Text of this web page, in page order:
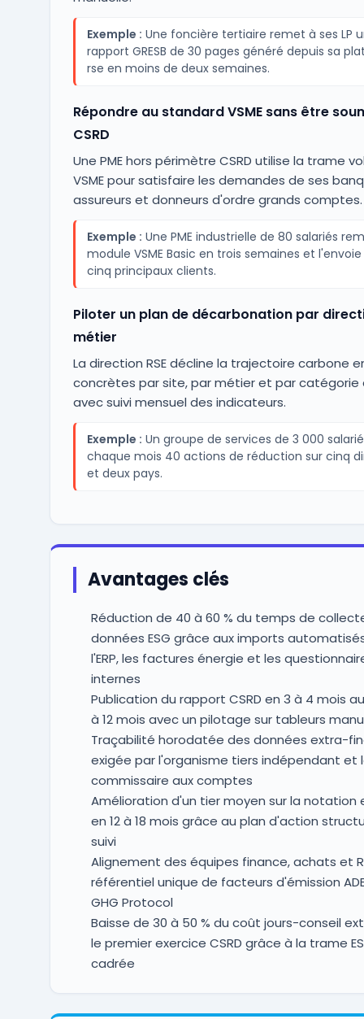
Exemple : Une foncière tertiaire remet à ses LP
rapport GRESB de 30 pages généré depuis sa
rse en moins de deux semaines.
Répondre au standard VSME sans être
CSRD
Une PME hors périmètre CSRD utilise la trame
VSME pour satisfaire les demandes de ses
assureurs et donneurs d'ordre grands comptes.
Exemple : Une PME industrielle de 80 salariés
module VSME Basic en trois semaines et l'envoie
cinq principaux clients.
Piloter un plan de décarbonation par
métier
La direction RSE décline la trajectoire carbone
concrètes par site, par métier et par catégorie
avec suivi mensuel des indicateurs.
Exemple : Un groupe de services de 3 000
chaque mois 40 actions de réduction sur cinq
et deux pays.
Avantages clés
Réduction de 40 à 60 % du temps de
données ESG grâce aux imports
l'ERP, les factures énergie et les
internes
Publication du rapport CSRD en 3 à 4 mois
à 12 mois avec un pilotage sur tableurs
Traçabilité horodatée des données extra-
exigée par l'organisme tiers indépendant et
commissaire aux comptes
Amélioration d'un tier moyen sur la notation
en 12 à 18 mois grâce au plan d'action
suivi
Alignement des équipes finance, achats et
référentiel unique de facteurs d'émission
GHG Protocol
Baisse de 30 à 50 % du coût jours-conseil
le premier exercice CSRD grâce à la trame
cadrée